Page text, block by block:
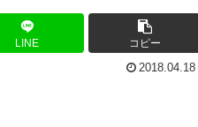
LINE コピー
2018.04.18